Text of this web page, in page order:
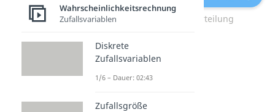
Hypergeometrische Verteilung
Wahrscheinlichkeitsrechnung
Zufallsvariablen
Diskrete
Zufallsvariablen
1/6 – Dauer: 02:43
Zufallsgröße